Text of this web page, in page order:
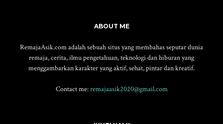
ABOUT ME
RemajaAsik.com adalah sebuah situs yang membahas seputar dunia
remaja, cerita, ilmu pengetahuan, teknologi dan hiburan yang
menggambarkan karakter yang aktif, sehat, pintar dan kreatif.
Contact me:remajaasik2020@gmail.com